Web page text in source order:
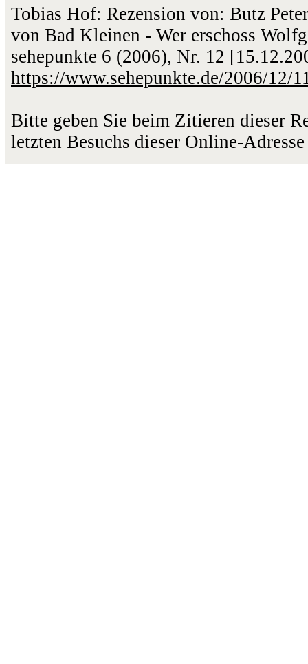
Tobias Hof: Rezension von: Butz
von Bad Kleinen - Wer erschoss
sehepunkte 6 (2006), Nr. 12
https://www.sehepunkte.de/2006/12/
Bitte geben Sie beim Zitieren dieser
letzten Besuchs dieser Online-Adresse